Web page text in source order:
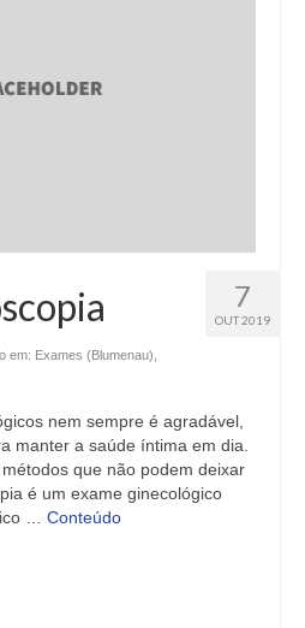
7
OUT 2019
em: Exames (Blumenau)
nem sempre é agradável,
manter a saúde íntima em dia.
que não podem deixar
é um exame ginecológico
… Conteúdo